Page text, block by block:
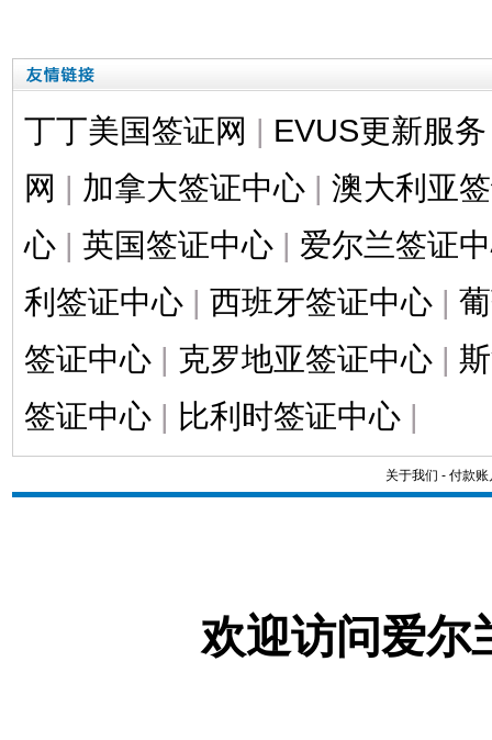
丁丁美国签证网 | EVUS更新服务
网 | 加拿大签证中心 | 澳大利亚
心 | 英国签证中心 | 爱尔兰签证
利签证中心 | 西班牙签证中心 |
签证中心 | 克罗地亚签证中心 |
签证中心 | 比利时签证中心 |
关于我们 - 付款账
欢迎访问爱尔